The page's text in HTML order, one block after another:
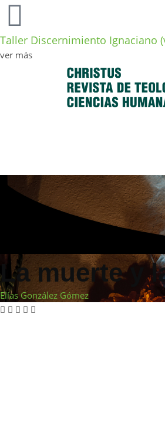
Taller Discernimiento Ignaciano
ver más
La muerte y
Elías González Gómez